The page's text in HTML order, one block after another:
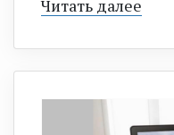
Читать далее